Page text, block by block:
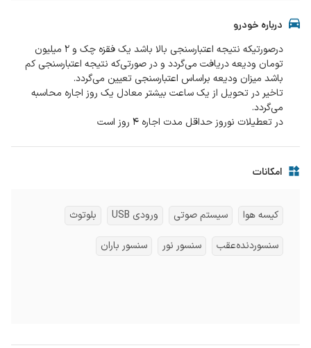
درباره خودرو
درصورتیکه نتیجه اعتبارسنجی بالا باشد یک فقزه چک و 2 میلیون
تومان ودیعه دریافت می‌گردد و در صورتی‌که نتیجه اعتبارسنجی کم
تاخیر در تحویل از یک ساعت بیشتر معادل یک روز اجاره محاسبه
در تعطیلات نوروز حداقل مدت اجاره 4 روز است
امکانات
کیسه هوا سیستم صوتی ورودی USB بلوتوث
سنسوردنده‌عقب سنسور نور سنسور باران